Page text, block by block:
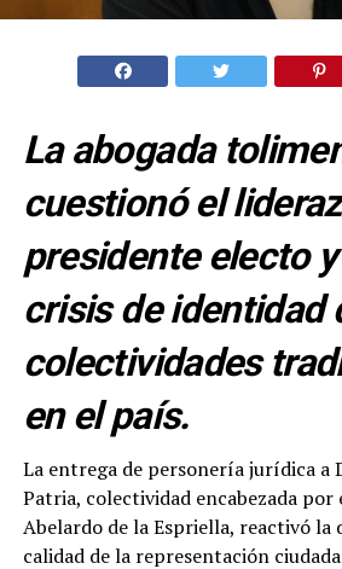
La abogada
cuestionó el
presidente electo
crisis de identidad
colectividades
en el país.
La entrega de personería jurídica a
Patria, colectividad encabezada
Abelardo de la Espriella, reactivó la
calidad de la representación